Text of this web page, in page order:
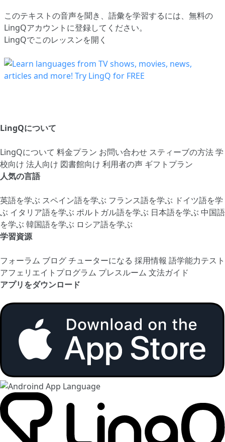
このテキストの音声を聞き、語彙を学習するには、 無料の
LingQアカウントに登録してください。
LingQでこのレッスンを開く
LingQについて
LingQについて 料金プラン お問い合わせ スティーブの方法学
校向け 法人向け 図書館向け 利用者の声 ギフトプラン
人気の言語
英語を学ぶ スペイン語を学ぶ フランス語を学ぶ ドイツ語を学
ぶ イタリア語を学ぶ ポルトガル語を学ぶ 日本語を学ぶ 中国語
を学ぶ 韓国語を学ぶ ロシア語を学ぶ
学習資源
フォーラム ブログチューターになる 採用情報 語学能力テスト
アフェリエイトプログラム プレスルーム 文法ガイド
アプリをダウンロード